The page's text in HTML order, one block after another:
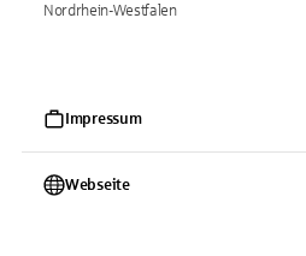
Nordrhein-Westfalen
Impressum
Webseite